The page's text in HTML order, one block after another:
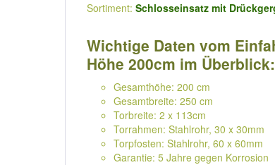
Sortiment: Schlosseinsatz mit
Wichtige Daten vom
Höhe 200cm im Überblick:
Gesamthöhe: 200 cm
Gesamtbreite: 250 cm
Torbreite: 2 x 113cm
Torrahmen: Stahlrohr, 30 x 30mm
Torpfosten: Stahlrohr, 60 x 60mm
Garantie: 5 Jahre gegen Korrosion